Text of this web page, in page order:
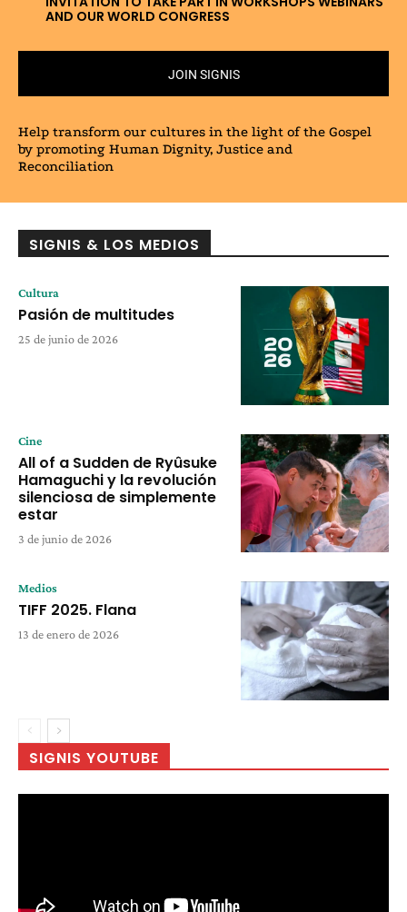
AND OUR WORLD CONGRESS
JOIN SIGNIS
Help transform our cultures in the light of the Gospel
by promoting Human Dignity, Justice and
Reconciliation
SIGNIS & LOS MEDIOS
Cultura
Pasión de multitudes
25 de junio de 2026
Cine
All of a Sudden de Ryûsuke
Hamaguchi y la revolución
silenciosa de simplemente
estar
3 de junio de 2026
Medios
TIFF 2025. Flana
13 de enero de 2026
SIGNIS YOUTUBE